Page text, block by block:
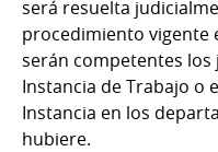
será resuelta
procedimiento vigente
serán competentes
Instancia de Trabajo o
Instancia en los
hubiere.